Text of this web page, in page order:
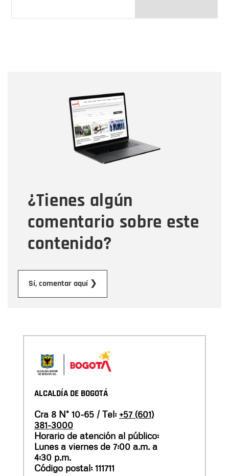
¿Tienes algún
comentario sobre este
contenido?
Sí, comentar aquí ❯
Correo electrónico
Tipo de comentario
Mensaje
ALCALDÍA DE BOGOTÁ
Cra 8 N° 10-65 / Tel: +57 (601)
381-3000
Horario de atención al público:
Lunes a viernes de 7:00 a.m. a
4:30 p.m.
Código postal: 111711